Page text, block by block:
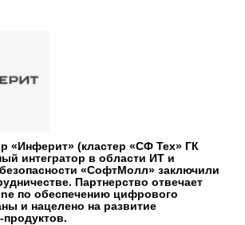
«Инферит» (кластер «СФ Тех» ГК
интегратор в области ИТ и
«СофтМолл» заключили
Партнерство отвечает
по обеспечению цифрового
и нацелено на развитие